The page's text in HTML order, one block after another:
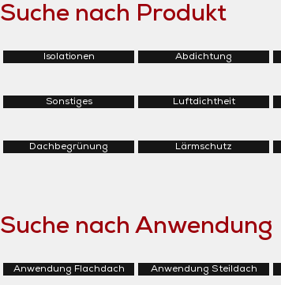
Suche nach Produkt
Isolationen
Sonstiges
Dachbegrünung
Abdichtung
Luftdichtheit
Lärmschutz
Suche nach Anwendung
Anwendung Flachdach Anwendung Steildach